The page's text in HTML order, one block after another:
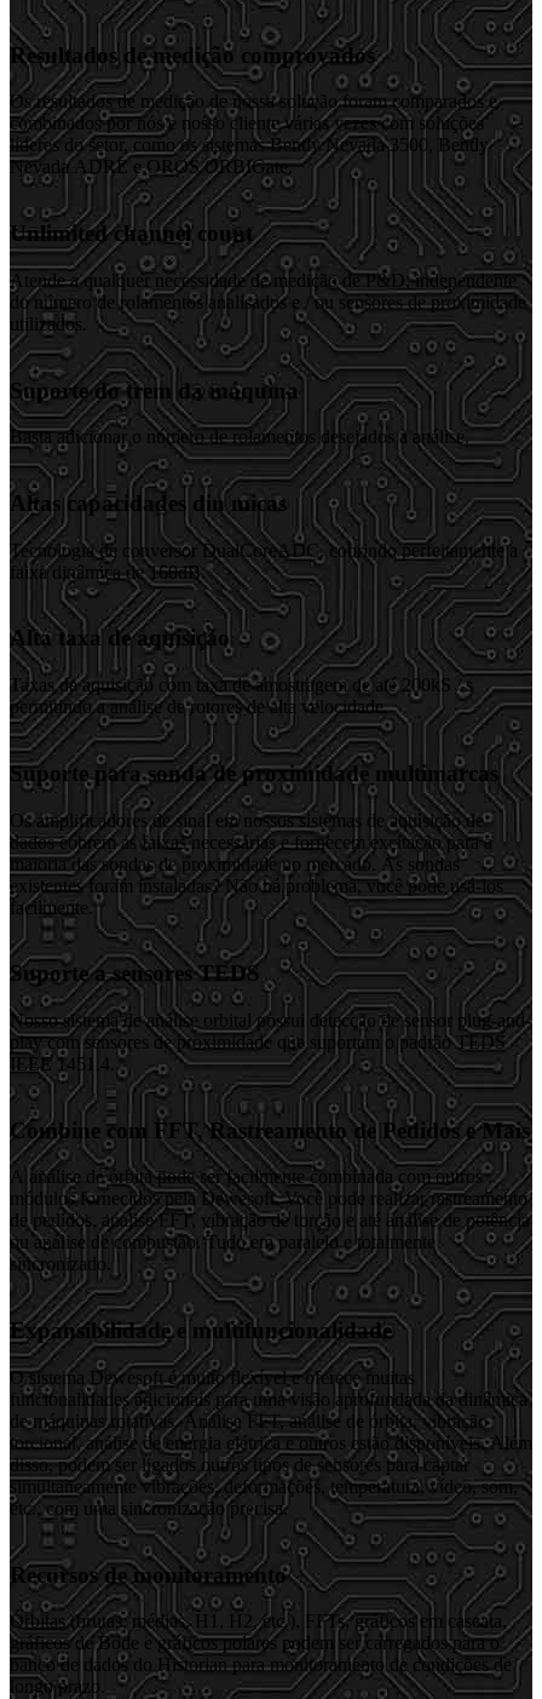
Resultados de medição comprovados
Os resultados de medição de nossa solução foram comparados e
combinados por nós e nosso cliente várias vezes com soluções
líderes do setor, como os sistemas Bently Nevada 3500, Bently
Nevada ADRE e OROS ORBIGate.
Unlimited channel count
Atende a qualquer necessidade de medição de P&D, independente
do número de rolamentos analisados ​​e / ou sensores de proximidade
utilizados.
Suporte do trem da máquina
Basta adicionar o número de rolamentos desejados à análise.
Altas capacidades din micas
Tecnologia de conversor DualCoreADC, cobrindo perfeitamente a
faixa dinâmica de 160dB.
Alta taxa de aquisição
Taxas de aquisição com taxa de amostragem de até 200kS / s
permitindo a análise de rotores de alta velocidade.
Suporte para sonda de proximidade multimarcas
Os amplificadores de sinal em nossos sistemas de aquisição de
dados cobrem as faixas necessárias e fornecem excitação para a
maioria das sondas de proximidade no mercado. As sondas
existentes foram instaladas? Não há problema, você pode usá-los
facilmente.
Suporte a sensores TEDS
Nosso sistema de análise orbital possui detecção de sensor plug-and-
play com sensores de proximidade que suportam o padrão TEDS
IEEE 1451.4.
Combine com FFT, Rastreamento de Pedidos e Mais
A análise de órbita pode ser facilmente combinada com outros
módulos fornecidos pela Dewesoft. Você pode realizar rastreamento
de pedidos, análise FFT, vibração de torção e até análise de potência
ou análise de combustão. Tudo em paralelo e totalmente
sincronizado.
Expansibilidade e multifuncionalidade
O sistema Dewesoft é muito flexível e oferece muitas
funcionalidades adicionais para uma visão aprofundada da dinâmica
de máquinas rotativas. Análise FFT, análise de órbita, vibração
torcional, análise de energia elétrica e outros estão disponíveis. Além
disso, podem ser ligados outros tipos de sensores para captar
simultaneamente vibrações, deformações, temperatura, vídeo, som,
etc., com uma sincronização precisa.
Recursos de monitoramento
Órbitas (brutas, médias, H1, H2, etc.), FFTs, gráficos em cascata,
gráficos de Bode e gráficos polares podem ser carregados para o
banco de dados do Historian para monitoramento de condições de
longo prazo.